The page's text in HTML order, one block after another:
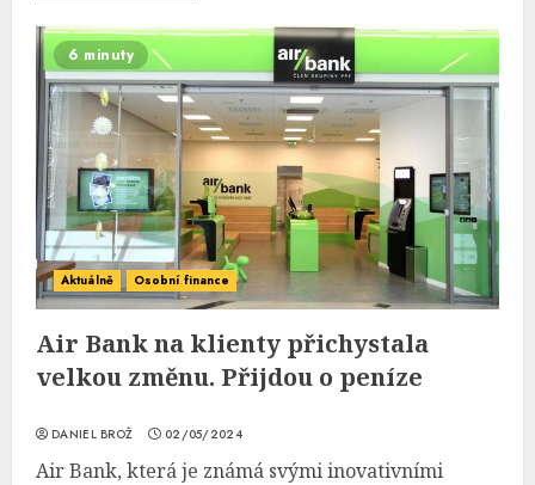
6 minuty
Aktuálně Osobní finance
Air Bank na klienty přichystala
velkou změnu. Přijdou o peníze
DANIEL BROŽ 02/05/2024
Air Bank, která je známá svými inovativními